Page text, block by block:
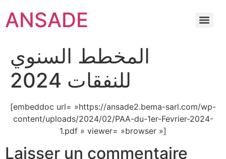
ANSADE
المخطط السنوي
للنفقات 2024
[embeddoc url= »https://ansade2.bema-sarl.com/wp-
content/uploads/2024/02/PAA-du-1er-Fevrier-2024-
1.pdf » viewer= »browser »]
Laisser un commentaire